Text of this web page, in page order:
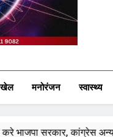
|
खेल मनोरंजन स्वास्थ्य
के खिलाफ निर्णायक